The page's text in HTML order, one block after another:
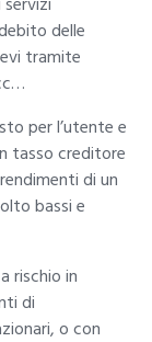
delle
tramite
per l’utente e
tasso creditore
di un
bassi e
rischio in
di
o con